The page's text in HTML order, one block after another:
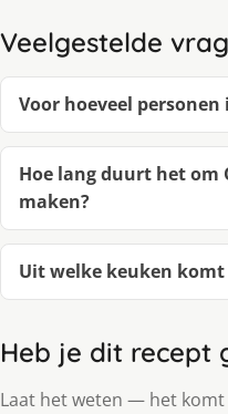
Veelgestelde
Voor hoeveel
Hoe lang duurt het
maken?
Uit welke keuken
Heb je dit recept
Laat het weten — het